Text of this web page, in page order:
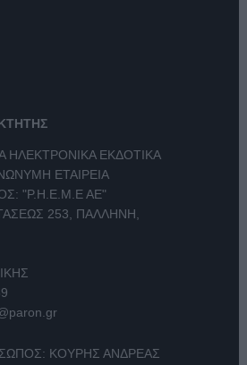
ΗΛΕΚΤΡΟΝΙΚΑ ΕΚΔΟΤΙΚΑ
ΕΤΑΙΡΕΙΑ
"Ρ.Η.Ε.Μ.Ε ΑΕ"
253, ΠΑΛΛΗΝΗ,
ΚΟΥΡΗΣ ΑΝΔΡΕΑΣ